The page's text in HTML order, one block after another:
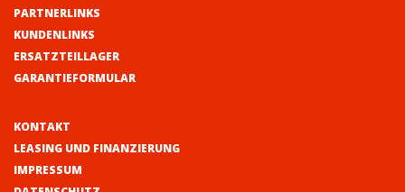
PARTNERLINKS
KUNDENLINKS
ERSATZTEILLAGER
GARANTIEFORMULAR
KONTAKT
LEASING UND FINANZIERUNG
IMPRESSUM